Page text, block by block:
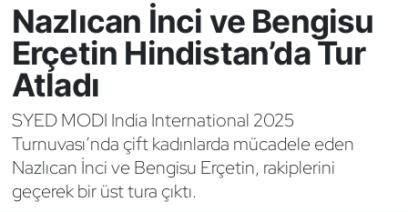
Nazlıcan İnci ve Bengisu
Erçetin Hindistan’da Tur
Atladı
SYED MODI India International 2025
Turnuvası’nda çift kadınlarda mücadele eden
Nazlıcan İnci ve Bengisu Erçetin, rakiplerini
geçerek bir üst tura çıktı.
Binicilik
Bisiklet
Bocce Bowling Dart
Boks
Briç